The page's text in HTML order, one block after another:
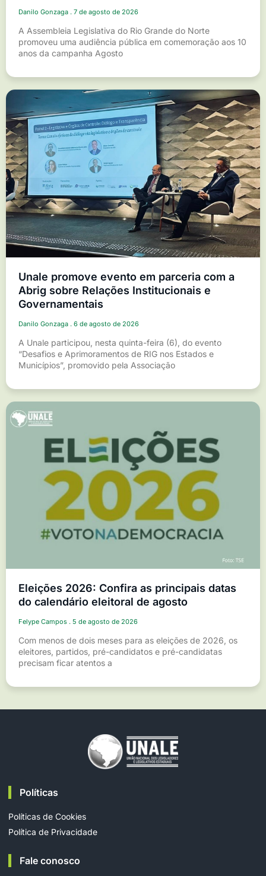
Danilo Gonzaga 7 de agosto de 2026
A Assembleia Legislativa do Rio Grande do Norte
promoveu uma audiência pública em comemoração aos 10
anos da campanha Agosto
Unale promove evento em parceria com a
Abrig sobre Relações Institucionais e
Governamentais
Danilo Gonzaga 6 de agosto de 2026
A Unale participou, nesta quinta-feira (6), do evento
“Desafios e Aprimoramentos de RIG nos Estados e
Municípios”, promovido pela Associação
Eleições 2026: Confira as principais datas
do calendário eleitoral de agosto
Felype Campos 5 de agosto de 2026
Com menos de dois meses para as eleições de 2026, os
eleitores, partidos, pré-candidatos e pré-candidatas
precisam ficar atentos a
Políticas
Políticas de Cookies
Política de Privacidade
Fale conosco